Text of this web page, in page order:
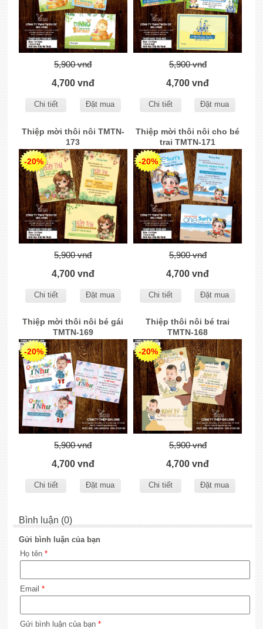
5,900 vnđ
4,700 vnđ
Chi tiết Đặt mua
5,900 vnđ
4,700 vnđ
Chi tiết Đặt mua
Thiệp mời thôi nôi TMTN-
173
-20%
5,900 vnđ
4,700 vnđ
Chi tiết Đặt mua
Thiệp mời thôi nôi cho bé
trai TMTN-171
-20%
5,900 vnđ
4,700 vnđ
Chi tiết Đặt mua
Thiệp mời thôi nôi bé gái
TMTN-169
-20%
5,900 vnđ
4,700 vnđ
Chi tiết Đặt mua
Thiệp thôi nôi bé trai
TMTN-168
-20%
5,900 vnđ
4,700 vnđ
Chi tiết Đặt mua
Bình luận (0)
Gửi bình luận của bạn
Họ tên *
Email *
Gửi bình luận của bạn *